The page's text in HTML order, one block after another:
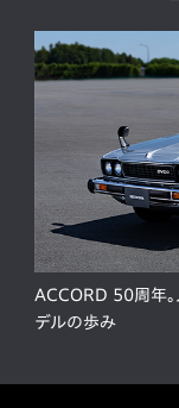
ACCORD 50周年。
デルの歩み